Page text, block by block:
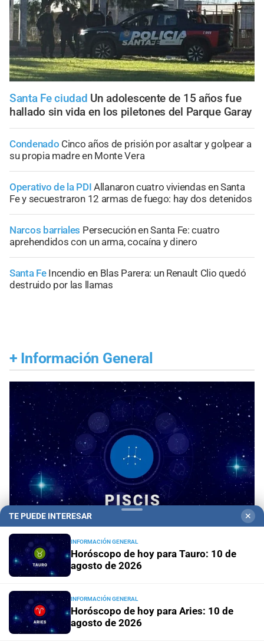
Santa Fe ciudad Un adolescente de 15 años fue
hallado sin vida en los piletones del Parque Garay
Condenado Cinco años de prisión por asaltar y golpear a
su propia madre en Monte Vera
Operativo de la PDI Allanaron cuatro viviendas en Santa
Fe y secuestraron 12 armas de fuego: hay dos detenidos
Narcos barriales Persecución en Santa Fe: cuatro
aprehendidos con un arma, cocaína y dinero
Santa Fe Incendio en Blas Parera: un Renault Clio quedó
destruido por las llamas
+ Información General
Horóscopo del día Horóscopo de hoy para Piscis:
10 de agosto de 2026
Horóscopo del díaHoróscopo de hoy para Acuario: 10
de agosto de 2026
TE PUEDE INTERESAR ✕
INFORMACIÓN GENERAL
Horóscopo de hoy para Tauro: 10 de
agosto de 2026
INFORMACIÓN GENERAL
Horóscopo de hoy para Aries: 10 de
agosto de 2026